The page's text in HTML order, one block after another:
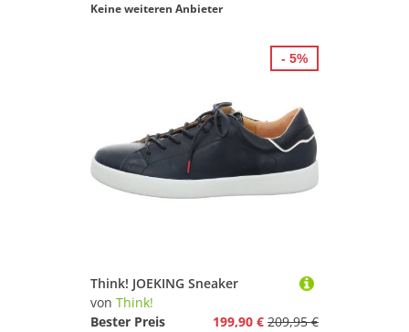
Keine weiteren Anbieter
Think! JOEKING Sneaker
von Think!
Bester Preis
199,90 € 209,95 €
- 5%